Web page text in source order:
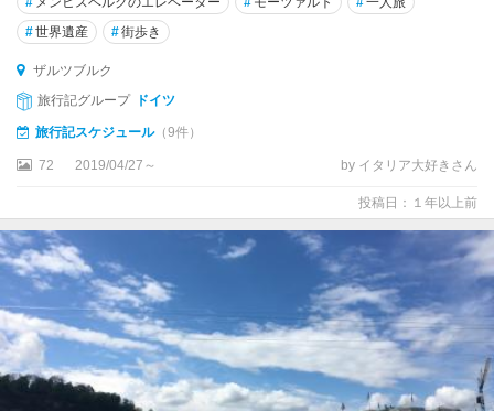
#世界遺産 #街歩き
ザルツブルク
旅行記グループ
ドイツ
旅行記スケジュール（9件）
72 2019/04/27～ by イタリア大好きさん
投稿日：１年以上前